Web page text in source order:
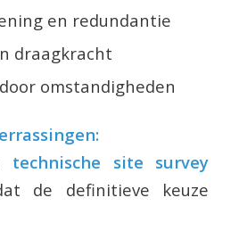
en redundantie
draagkracht
omstandigheden
technische site survey
de definitieve keuze